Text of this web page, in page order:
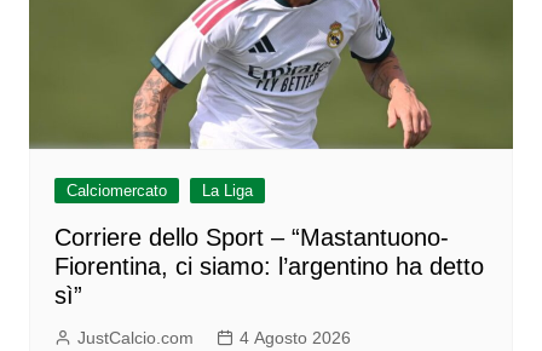
Calciomercato La Liga
Corriere dello Sport – “Mastantuono-
Fiorentina, ci siamo: l’argentino ha detto
sì”
JustCalcio.com 4 Agosto 2026